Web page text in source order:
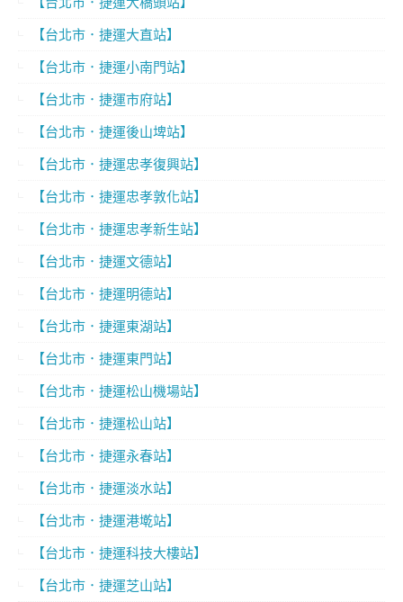
【台北市．捷運大直站】
【台北市．捷運小南門站】
【台北市．捷運市府站】
【台北市．捷運後山埤站】
【台北市．捷運忠孝復興站】
【台北市．捷運忠孝敦化站】
【台北市．捷運忠孝新生站】
【台北市．捷運文德站】
【台北市．捷運明德站】
【台北市．捷運東湖站】
【台北市．捷運東門站】
【台北市．捷運松山機場站】
【台北市．捷運松山站】
【台北市．捷運永春站】
【台北市．捷運淡水站】
【台北市．捷運港墘站】
【台北市．捷運科技大樓站】
【台北市．捷運芝山站】